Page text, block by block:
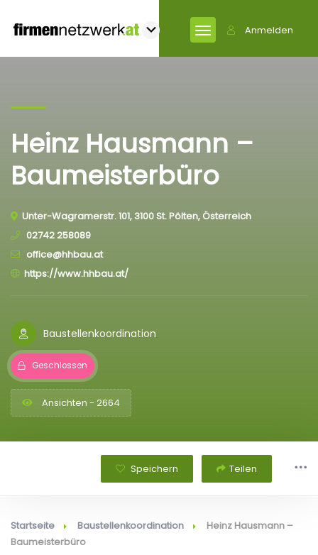
Anmelden
Heinz Hausmann –
Baumeisterbüro
Unter-Wagramerstr. 101, 3100 St. Pölten, Österreich
02742 258089
office@hhbau.at
https://www.hhbau.at/
Baustellenkoordination
Geschlossen
Ansichten - 2664
Speichern Teilen
Startseite Baustellenkoordination
Heinz Hausmann –
Baumeisterbüro